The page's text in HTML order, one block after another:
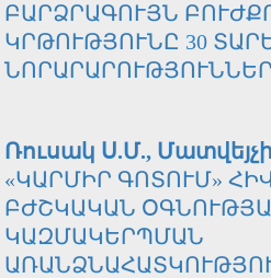
ԲԱՐՁՐԱԳՈՒՅՆ
ԿՐԹՈՒԹՅՈՒՆԸ 30
Ռուսակ Ս.Մ.,
«ԿԱՐՄԻՐ ԳՈՏՈՒՄ»
ԲԺՇԿԱԿԱՆ
ԿԱԶՄԱԿԵՐՊՄԱՆ